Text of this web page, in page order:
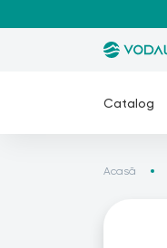
Catalog
Acasă